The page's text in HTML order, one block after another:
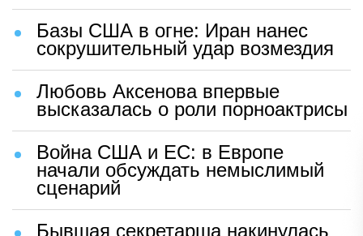
Базы США в огне: Иран нанес
сокрушительный удар возмездия
Любовь Аксенова впервые
высказалась о роли порноактрисы
Война США и ЕС: в Европе
начали обсуждать немыслимый
сценарий
Бывшая секретарша накинулась